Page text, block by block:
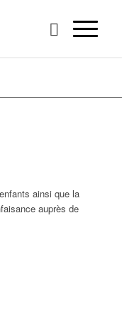
ainsi que la
auprès de